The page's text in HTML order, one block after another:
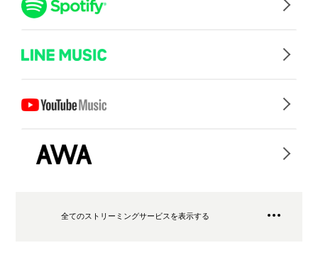
全てのストリーミングサービスを表示する